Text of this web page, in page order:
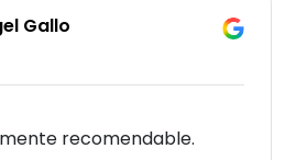
Gallo
recomendable.